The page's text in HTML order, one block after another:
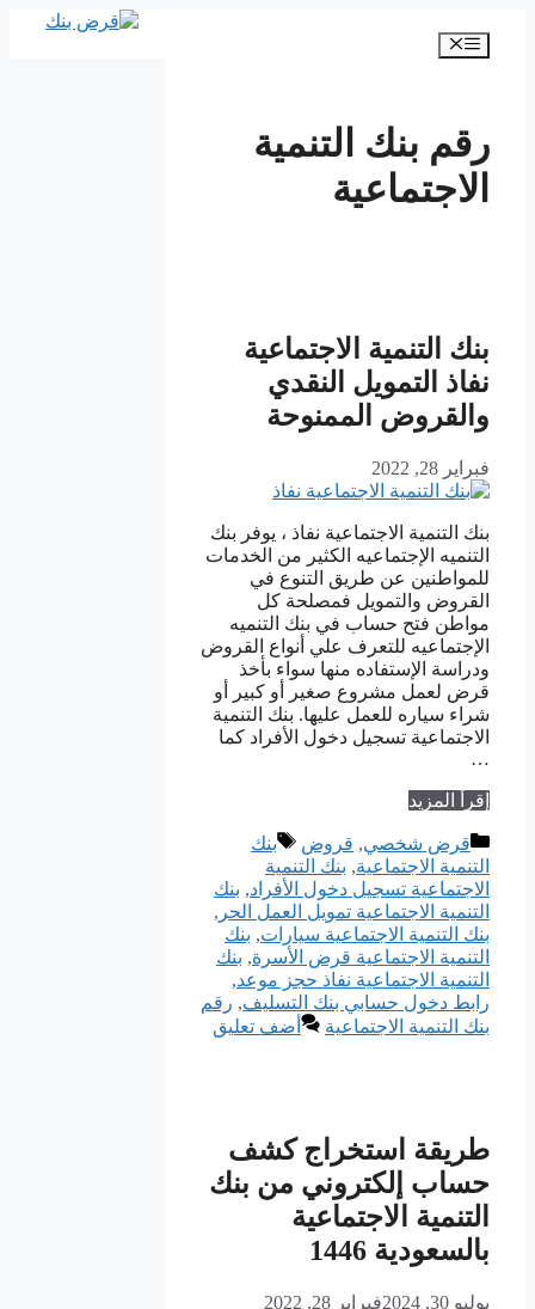
المحتوى
القائمة
رقم بنك التنمية
الاجتماعية
بنك التنمية الاجتماعية
نفاذ التمويل النقدي
والقروض الممنوحة
فبراير 28, 2022
بنك التنمية الاجتماعية نفاذ ، يوفر بنك
التنميه الإجتماعيه الكثير من الخدمات
للمواطنين عن طريق التنوع في
القروض والتمويل فمصلحة كل
مواطن فتح حساب في بنك التنميه
الإجتماعيه للتعرف علي أنواع القروض
ودراسة الإستفاده منها سواء بأخذ
قرض لعمل مشروع صغير أو كبير أو
شراء سياره للعمل عليها. بنك التنمية
الاجتماعية تسجيل دخول الأفراد كما
…
إقرأ المزيد
التصنيفات
قرض شخصي, قروض الوسوم
بنك
التنمية الاجتماعية, بنك التنمية
الاجتماعية تسجيل دخول الأفراد, بنك
التنمية الاجتماعية تمويل العمل الحر ,
بنك التنمية الاجتماعية سيارات, بنك
التنمية الاجتماعية قرض الأسرة, بنك
التنمية الاجتماعية نفاذ حجز موعد,
رابط دخول حسابي بنك التسليف, رقم
بنك التنمية الاجتماعية
أضف تعليق
طريقة استخراج كشف
حساب إلكتروني من بنك
التنمية الاجتماعية
بالسعودية 1446
يوليو 30, 2024 فبراير 28, 2022